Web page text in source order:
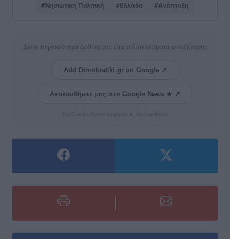
#Νησιωτική Πολιτική #Ελλάδα #Ανάπτυξη
Δείτε περισσότερα άρθρα μας στα αποτελέσματα αναζήτησης
Add Dimokratiki.gr on Google ↗
Ακολουθήστε μας στο Google News ★ ↗